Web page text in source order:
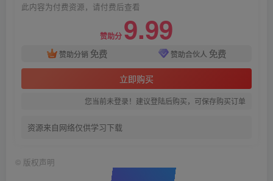
此内容为付费资源，请付费后查看
赞助分 9.99
赞助分销 免费 赞助合伙人 免费
立即购买
您当前未登录！建议登陆后购买，可保存购买订单
资源来自网络仅供学习下载
© 版权声明